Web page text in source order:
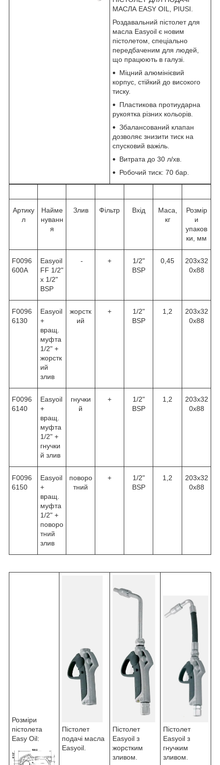
МАСЛА EASY OIL, PIUSI.
Роздавальний пістолет для
масла Easyoil є новим
пістолетом, спеціально
передбаченим для людей,
що працюють в галузі.
Міцний алюмінієвий
корпус, стійкий до високого
тиску.
Пластикова протиударна
рукоятка різних кольорів.
Збалансований клапан
дозволяє знизити тиск на
спусковий важіль.
Витрата до 30 л/хв.
Робочий тиск: 70 бар.
Артику
л
Найме
нуванн
я
Злив Фільтр Вхід
Маса,
кг
Розмір
и
упаков
ки, мм
F0096
600A
Easyoil
FF 1/2"
x 1/2"
BSP
- +
1/2"
BSP
0,45
203х32
0х88
F0096
6130
Easyoil
+
вращ.
муфта
1/2" +
жорстк
ий
злив
жорстк
ий
+
1/2"
BSP
1,2
203х32
0х88
F0096
6140
Easyoil
+
вращ.
муфта
1/2" +
гнучки
й злив
гнучки
й
+
1/2"
BSP
1,2
203х32
0х88
F0096
6150
Easyoil
+
вращ.
муфта
1/2" +
поворо
тний
злив
поворо
тний
+
1/2"
BSP
1,2
203х32
0х88
Розміри
пістолета
Easy Oil:
Пістолет
подачі масла
Easyoil.
Пістолет
Easyoil з
жорстким
зливом.
Пістолет
Easyoil з
гнучким
зливом.